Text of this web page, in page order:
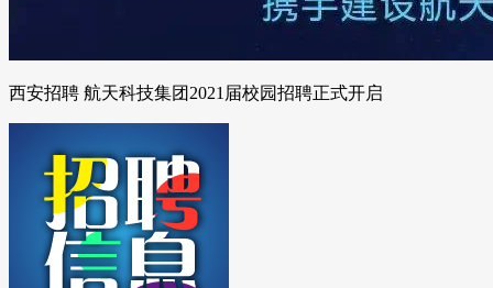
西安招聘 航天科技集团2021届校园招聘正式开启